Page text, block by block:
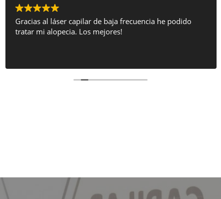
Gracias al láser capilar de baja frecuencia he podido
tratar mi alopecia. Los mejores!